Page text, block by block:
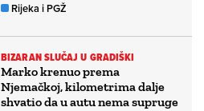
Rijeka i PGŽ
BIZARAN SLUČAJ U GRADIŠKI
Marko krenuo prema
Njemačkoj, kilometrima dalje
shvatio da u autu nema supruge